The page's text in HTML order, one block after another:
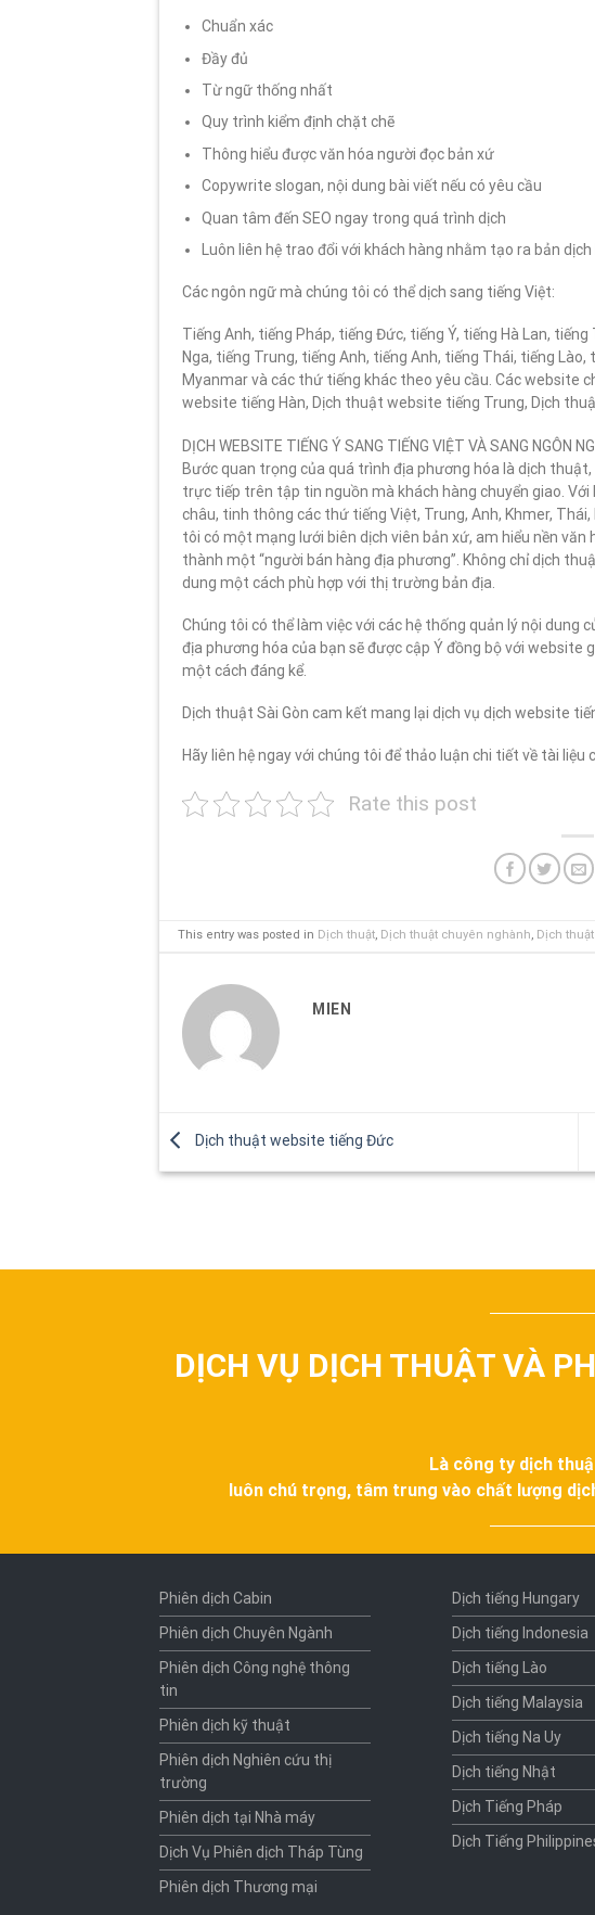
Chuẩn xác
Đầy đủ
Từ ngữ thống nhất
Quy trình kiểm định chặt chẽ
Thông hiểu được văn hóa người đọc bản xứ
Copywrite slogan, nội dung bài viết nếu có yêu cầu
Quan tâm đến SEO ngay trong quá trình dịch
Luôn liên hệ trao đổi với khách hàng nhằm tạo ra bản
Các ngôn ngữ mà chúng tôi có thể dịch sang tiếng Việt:
Tiếng Anh, tiếng Pháp, tiếng Đức, tiếng Ý, tiếng Hà Lan,
Nga, tiếng Trung, tiếng Anh, tiếng Anh, tiếng Thái, tiếng
Myanmar và các thứ tiếng khác theo yêu cầu. Các website
website tiếng Hàn, Dịch thuật website tiếng Trung, Dịch
DỊCH WEBSITE TIẾNG Ý SANG TIẾNG VIỆT VÀ SANG NGÔN
Bước quan trọng của quá trình địa phương hóa là dịch
trực tiếp trên tập tin nguồn mà khách hàng chuyển giao.
châu, tinh thông các thứ tiếng Việt, Trung, Anh, Khmer,
tôi có một mạng lưới biên dịch viên bản xứ, am hiểu nền
thành một “người bán hàng địa phương”. Không chỉ dịch
dung một cách phù hợp với thị trường bản địa.
Chúng tôi có thể làm việc với các hệ thống quản lý nội dung
địa phương hóa của bạn sẽ được cập Ý đồng bộ với website
một cách đáng kể.
Dịch thuật Sài Gòn cam kết mang lại dịch vụ dịch website
Hãy liên hệ ngay với chúng tôi để thảo luận chi tiết về tài liệu
Rate this post
This entry was posted in Dịch thuật, Dịch thuật chuyên nghành, Dịch
MIEN
Dịch thuật website tiếng Đức
DỊCH VỤ DỊCH THUẬT VÀ
Là công ty dịch
luôn chú trọng, tâm trung vào chất lượng
Phiên dịch Cabin
Phiên dịch Chuyên Ngành
Phiên dịch Công nghệ thông
tin
Phiên dịch kỹ thuật
Phiên dịch Nghiên cứu thị
trường
Phiên dịch tại Nhà máy
Dịch Vụ Phiên dịch Tháp Tùng
Phiên dịch Thương mại
Dịch tiếng Hungary
Dịch tiếng Indonesia
Dịch tiếng Lào
Dịch tiếng Malaysia
Dịch tiếng Na Uy
Dịch tiếng Nhật
Dịch Tiếng Pháp
Dịch Tiếng